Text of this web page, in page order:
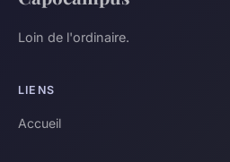
Loin de l'ordinaire.
LIENS
Accueil